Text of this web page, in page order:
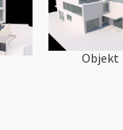
Objekt